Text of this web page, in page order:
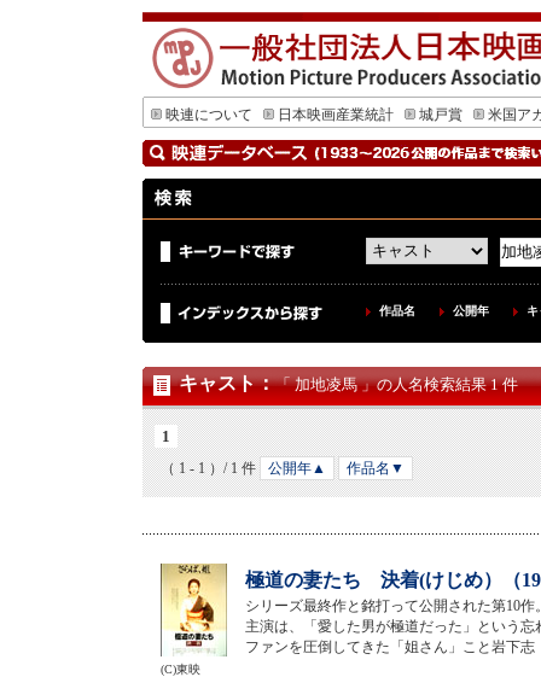
映連について 日本映画産業統計 城戸賞 米国ア
作品名 公開年
キャスト：「 加地凌馬 」の人名検索結果 1 件
1
（ 1 - 1 ）/ 1 件 公開年▲ 作品名▼
極道の妻たち 決着(けじめ）（
シリーズ最終作と銘打って公開された第10作
主演は、「愛した男が極道だった」という
ファンを圧倒してきた「姐さん」こと岩下志
(C)東映